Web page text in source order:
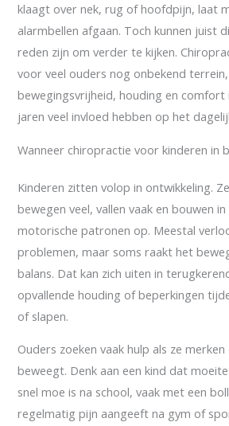
klaagt over nek, rug of hoofdpijn, laat
alarmbellen afgaan. Toch kunnen juist
reden zijn om verder te kijken.
voor veel ouders nog onbekend
bewegingsvrijheid, houding en comfort
jaren veel invloed hebben op het
Wanneer chiropractie voor kinderen in
Kinderen zitten volop in ontwikkeling.
bewegen veel, vallen vaak en bouwen
motorische patronen op. Meestal
problemen, maar soms raakt het
balans. Dat kan zich uiten in
opvallende houding of beperkingen
of slapen.
Ouders zoeken vaak hulp als ze
beweegt. Denk aan een kind dat
snel moe is na school, vaak met een
regelmatig pijn aangeeft na gym of